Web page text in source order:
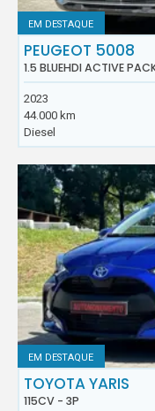
EM DESTAQUE
PEUGEOT 5008
1.5 BLUEHDI ACTIVE
2023
44.000 km
Diesel
EM DESTAQUE
TOYOTA YARIS
115CV - 3P